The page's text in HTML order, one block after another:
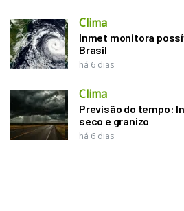
Clima
Inmet monitora
Brasil
há 6 dias
Clima
Previsão do tempo:
seco e granizo
há 6 dias